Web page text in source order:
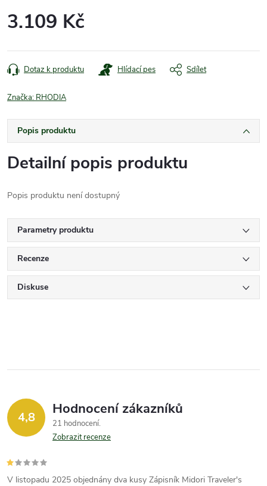
3.109 Kč
cena:
Dotaz k produktu Hlídací pes Sdílet
Značka: RHODIA
Popis produktu
Detailní popis produktu
Popis produktu není dostupný
Parametry produktu
Recenze
Diskuse
4,8 Hodnocení zákazníků
21 hodnocení
Zobrazit recenze
V listopadu 2025 objednány dva kusy Zápisník Midori Traveler's